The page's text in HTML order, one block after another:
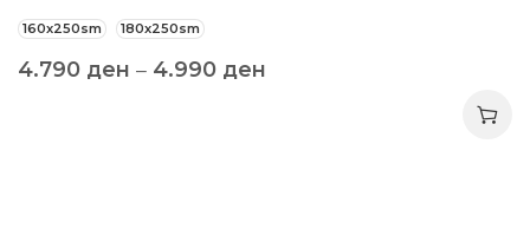
160x250sm 180x250sm
4.790 ден – 4.990 ден